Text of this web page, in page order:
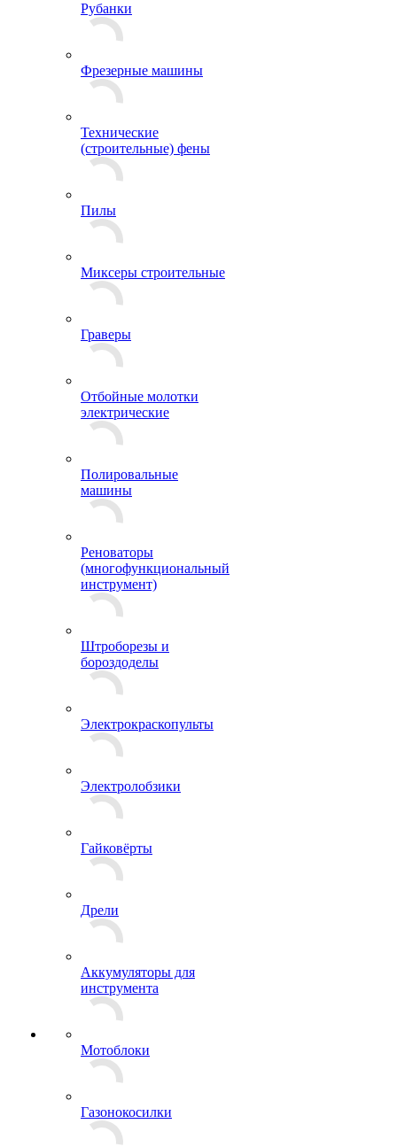
Рубанки
Фрезерные машины
Технические
(строительные) фены
Пилы
Миксеры строительные
Граверы
Отбойные молотки
электрические
Полировальные
машины
Реноваторы
(многофункциональный
инструмент)
Штроборезы и
бороздоделы
Электрокраскопульты
Электролобзики
Гайковёрты
Дрели
Аккумуляторы для
инструмента
Мотоблоки
Газонокосилки